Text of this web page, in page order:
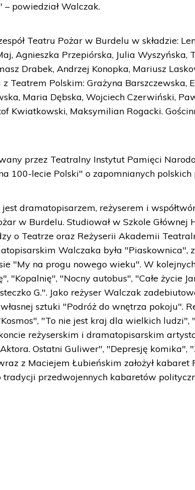
– powiedział Walczak.
Teatru Pożar w Burdelu w składzie:
Agnieszka Przepiórska, Julia Wyszyńska,
Drabek, Andrzej Konopka, Mariusz
Teatrem Polskim: Grażyna Barszczewska,
Maria Dębska, Wojciech Czerwiński,
Kwiatkowski, Maksymilian Rogacki.
przez Teatralny Instytut Pamięci
100-lecie Polski" o zapomnianych polskich
dramatopisarzem, reżyserem i
w Burdelu. Studiował w Szkole Głównej
o Teatrze oraz Reżyserii Akademii
Walczaka była "Piaskownica",
"My na progu nowego wieku". W
"Kopalnię", "Nocny autobus", "Całe życie
G.". Jako reżyser Walczak
sztuki "Podróż do wnętrza pokoju".
"To nie jest kraj dla wielkich ludzi",
reżyserskim i dramatopisarskim
Ostatni Guliwer", "Depresję komika",
z Maciejem Łubieńskim założył kabaret
przedwojennych kabaretów